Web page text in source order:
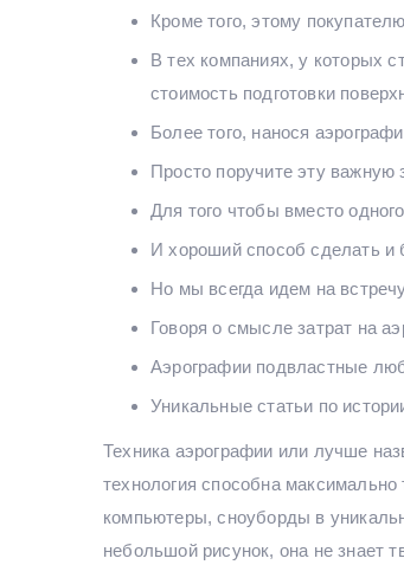
Кроме того, этому
В тех компаниях, у которых
стоимость подготовки
Более того, нанося
Просто поручите эту
Для того чтобы вместо
И хороший способ сделать и
Но мы всегда идем на
Говоря о смысле затрат на
Аэрографии подвластные
Уникальные статьи по
Техника аэрографии или лучше
технология способна
компьютеры, сноуборды в
небольшой рисунок, она не знает